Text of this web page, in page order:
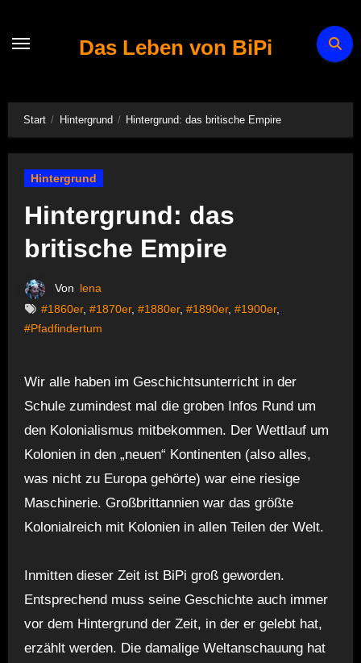
Das Leben von BiPi
Start Hintergrund Hintergrund: das britische Empire
Hintergrund
Hintergrund: das
britische Empire
Von lena
#1860er, #1870er, #1880er, #1890er, #1900er,
#Pfadfindertum
Wir alle haben im Geschichtsunterricht in der
Schule zumindest mal die groben Infos Rund um
den Kolonialismus mitbekommen. Der Wettlauf um
Kolonien in den „neuen“ Kontinenten (also alles,
was nicht zu Europa gehörte) war eine riesige
Maschinerie. Großbrittannien war das größte
Kolonialreich mit Kolonien in allen Teilen der Welt.
Inmitten dieser Zeit ist BiPi groß geworden.
Entsprechend muss seine Geschichte auch immer
vor dem Hintergrund der Zeit, in der er gelebt hat,
erzählt werden. Die damalige Weltanschauung hat